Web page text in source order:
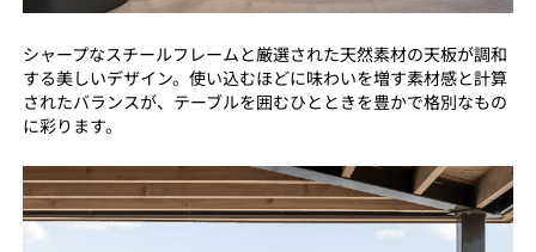
シャープなスチールフレームと厳選された天然素材の天板が調和
する美しいデザイン。使い込むほどに味わいを増す素材感と計算
されたバランスが、テーブルを囲むひとときを豊かで格別なもの
に彩ります。